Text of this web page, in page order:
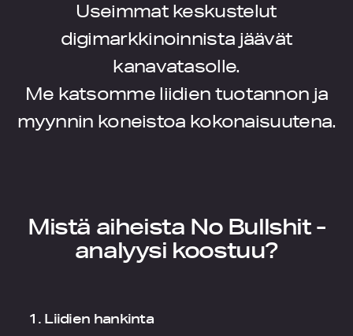
Useimmat keskustelut
digimarkkinoinnista jäävät
kanavatasolle.
Me katsomme liidien tuotannon ja
myynnin koneistoa kokonaisuutena.
Mistä aiheista No Bullshit -
analyysi koostuu?
1. Liidien hankinta